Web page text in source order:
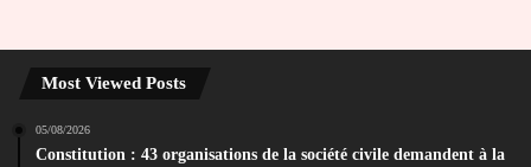
Most Viewed Posts
05/08/2026
Constitution : 43 organisations de la société civile demandent à la